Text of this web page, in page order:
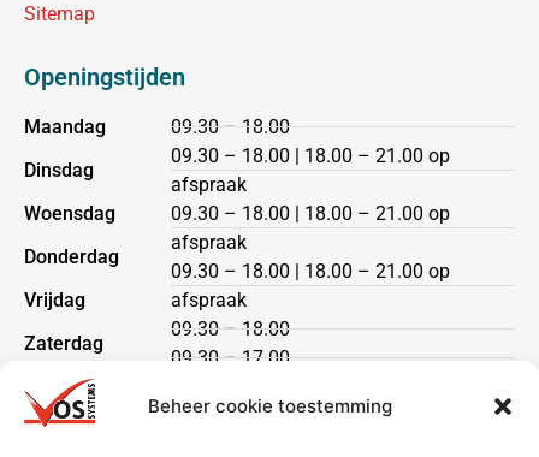
Beheer cookie toestemming
Sitemap
Openingstijden
Maandag
Dinsdag
Woensdag
Donderdag
Vrijdag
Zaterdag
Zondag
09.30 – 18.00
09.30 – 18.00 | 18.00 – 21.00 op
afspraak
09.30 – 18.00 | 18.00 – 21.00 op
afspraak
09.30 – 18.00 | 18.00 – 21.00 op
afspraak
09.30 – 18.00
09.30 – 17.00